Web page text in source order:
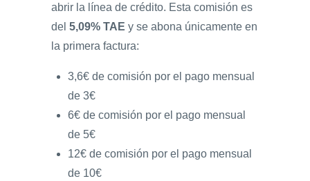
abrir la línea de crédito. Esta comisión es
del 5,09% TAE y se abona únicamente en
la primera factura:
3,6€ de comisión por el pago mensual
de 3€
6€ de comisión por el pago mensual
de 5€
12€ de comisión por el pago mensual
de 10€